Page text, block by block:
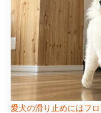
愛犬の滑り止めにはフ